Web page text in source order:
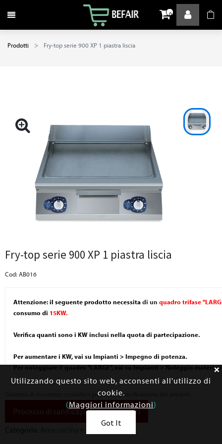
Attiva / disattiva la navigazione 0
Prodotti Fry-top serie 900 XP 1 piastra liscia
Fry-top serie 900 XP 1 piastra liscia
Cod: AB016
Attenzione: il seguente prodotto necessitadi un quadro trifase
consumo di 15KW.
Verifica quanti sono i KW inclusi nella quota di partecipazione.
Per aumentare i KW, vai su Impianti > Impegno di potenza.
Per noleggiare il quadro "LARGE", vai su Impianti > Noleggio
Garanzia di sicurezza: consulta il processo di sanificazione dei prodotti
Processo di sanificazione dei prodotti
Utilizzando questo sito web, acconsenti all'utilizzo di
cookie.
(Maggiori informazioni)
Got It